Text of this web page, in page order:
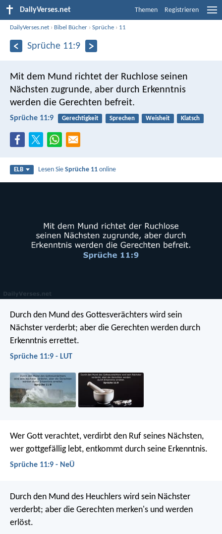
DailyVerses.net Themen Registrieren
DailyVerses.net › Bibel Bücher ›Sprüche › 11
Sprüche 11:9
Mit dem Mund richtet der Ruchlose seinen
Nächsten zugrunde, aber durch Erkenntnis
werden die Gerechten befreit.
Sprüche 11:9 Gerechtigkeit Sprechen Weisheit Klatsch
ELB Lesen SieSprüche 11 online
Durch den Mund des Gottesverächters wird sein
Nächster verderbt; aber die Gerechten werden durch
Erkenntnis errettet.
Sprüche 11:9 - LUT
Wer Gott verachtet, verdirbt den Ruf seines Nächsten,
wer gottgefällig lebt, entkommt durch seine Erkenntnis.
Sprüche 11:9 - NeÜ
Durch den Mund des Heuchlers wird sein Nächster
verderbt; aber die Gerechten merken's und werden
erlöst.